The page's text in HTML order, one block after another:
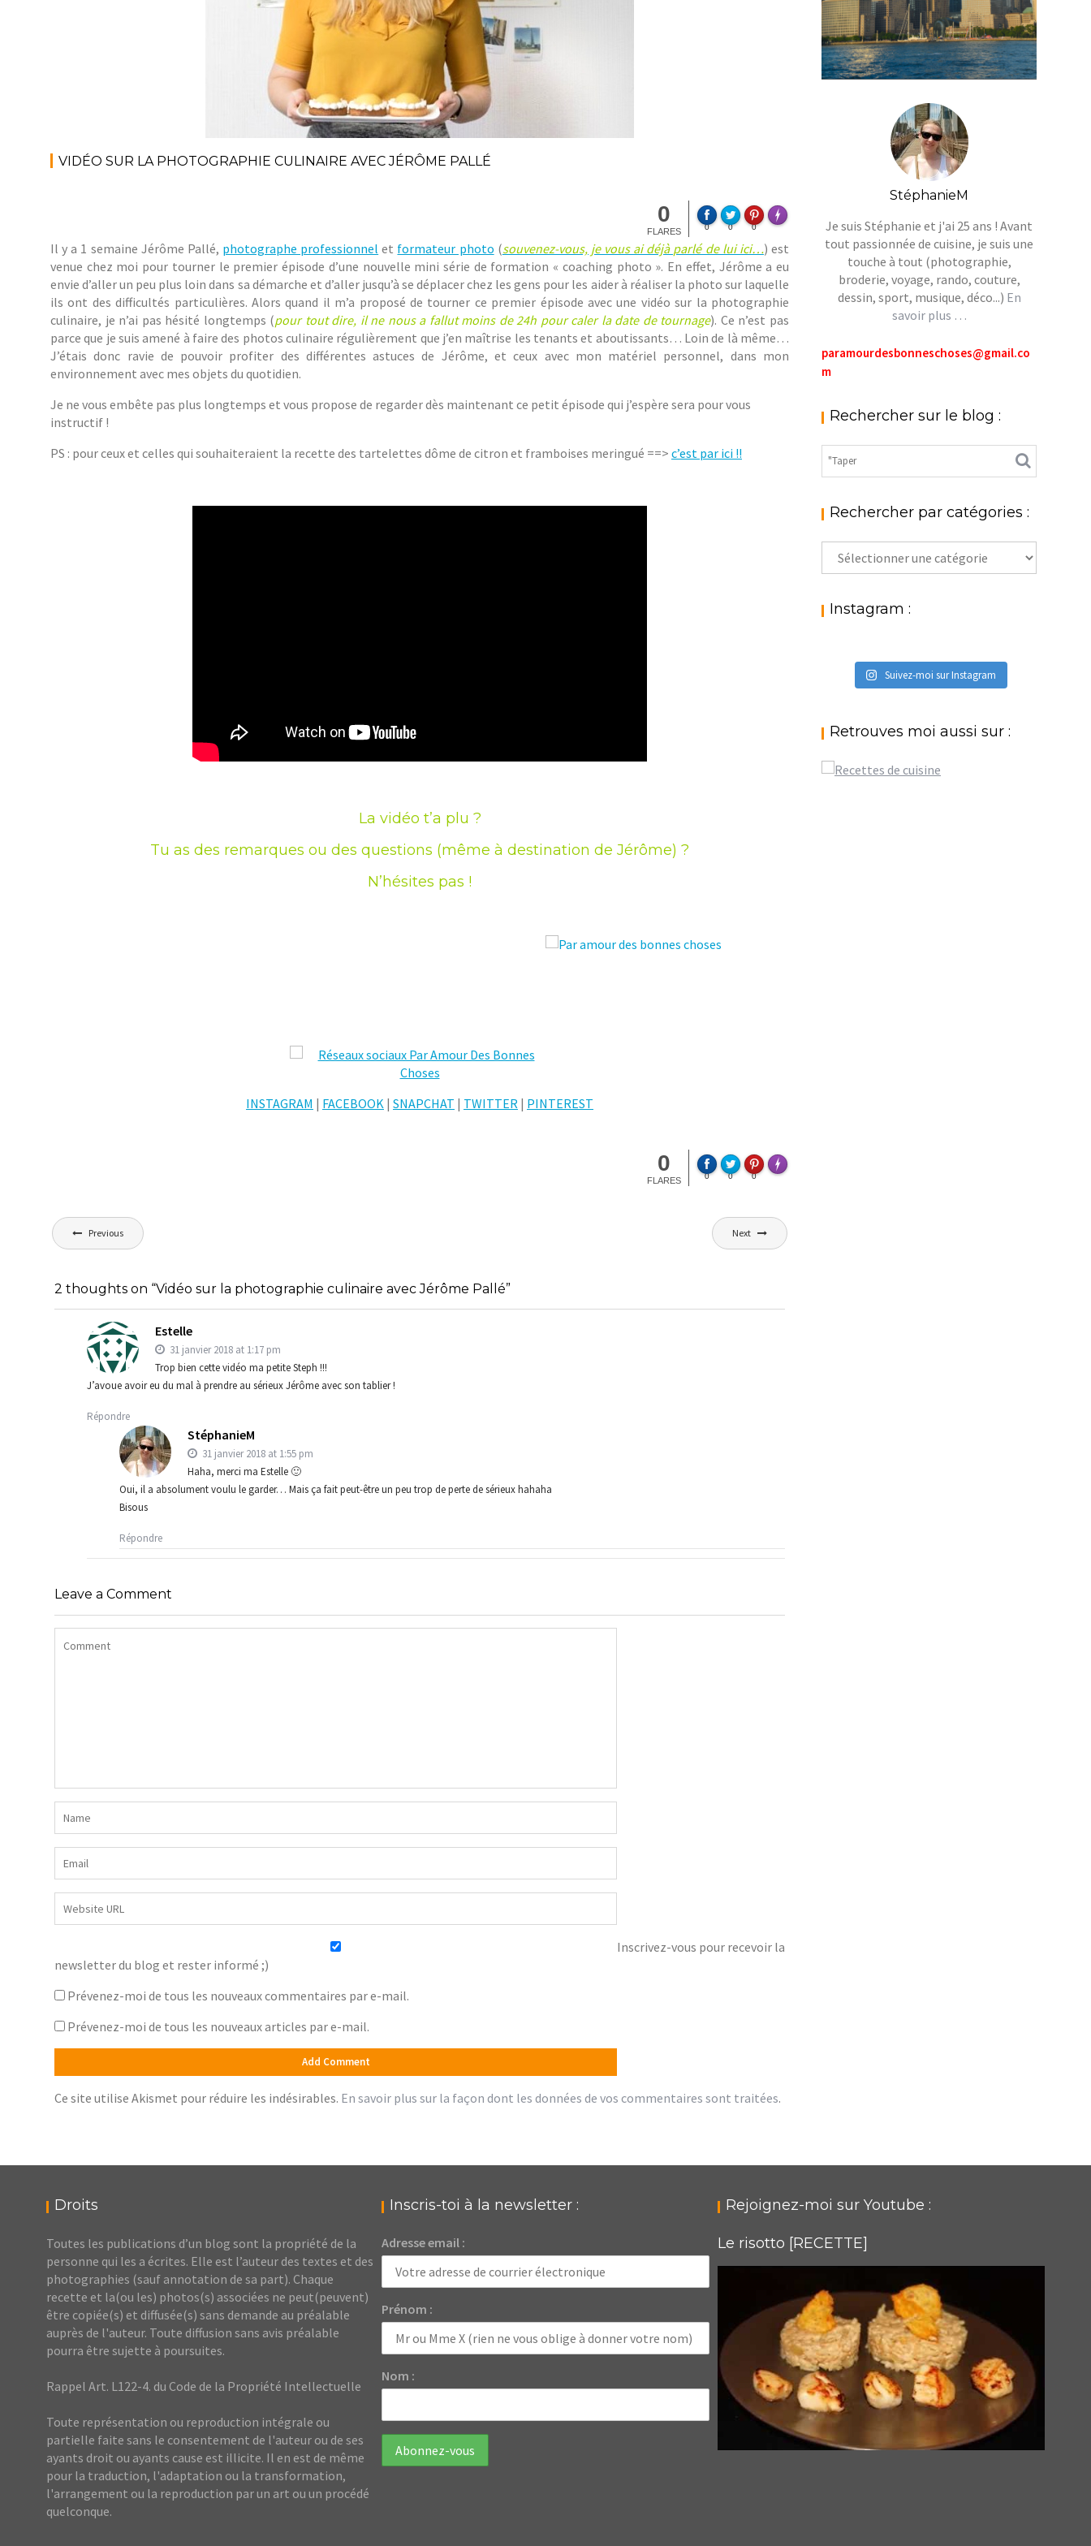
VIDÉO SUR LA PHOTOGRAPHIE CULINAIRE AVEC JÉRÔME PALLÉ
0
FLARES 0 0 0
Made with FLARE
More Info
Il y a 1 semaine Jérôme Pallé, photographe professionnel et formateur photo (souvenez-vous, je vous ai déjà parlé de lui ici…) est
venue chez moi pour tourner le premier épisode d’une nouvelle mini série de formation « coaching photo ». En effet, Jérôme a eu
envie d’aller un peu plus loin dans sa démarche et d’aller jusqu’à se déplacer chez les gens pour les aider à réaliser la photo sur laquelle
ils ont des difficultés particulières. Alors quand il m’a proposé de tourner ce premier épisode avec une vidéo sur la photographie
culinaire, je n’ai pas hésité longtemps (pour tout dire, il ne nous a fallut moins de 24h pour caler la date de tournage). Ce n’est pas
parce que je suis amené à faire des photos culinaire régulièrement que j’en maîtrise les tenants et aboutissants… Loin de là même…
J’étais donc ravie de pouvoir profiter des différentes astuces de Jérôme, et ceux avec mon matériel personnel, dans mon
environnement avec mes objets du quotidien.
Je ne vous embête pas plus longtemps et vous propose de regarder dès maintenant ce petit épisode qui j’espère sera pour vous
instructif !
PS : pour ceux et celles qui souhaiteraient la recette des tartelettes dôme de citron et framboises meringué ==> c’est par ici !!
La vidéo t’a plu ?
Tu as des remarques ou des questions (même à destination de Jérôme) ?
N’hésites pas !
INSTAGRAM | FACEBOOK | SNAPCHAT | TWITTER | PINTEREST
0
FLARES 0 0 0
Made with
Navigation
de
Previous Next
2 thoughts on “Vidéo sur la photographie culinaire avec Jérôme Pallé”
Estelle
31 janvier 2018 at 1:17 pm
Trop bien cette vidéo ma petite Steph !!!
J’avoue avoir eu du mal à prendre au sérieux Jérôme avec son tablier !
Répondre
StéphanieM
31 janvier 2018 at 1:55 pm
Haha, merci ma Estelle 🙂
Oui, il a absolument voulu le garder… Mais ça fait peut-être un peu trop de perte de sérieux hahaha
Bisous
Répondre
Leave a Comment
Inscrivez-vous pour recevoir la
newsletter du blog et rester informé ;)
Prévenez-moi de tous les nouveaux commentaires par e-mail.
Prévenez-moi de tous les nouveaux articles par e-mail.
Ce site utilise Akismet pour réduire les indésirables. En savoir plus sur la façon dont les données de vos commentaires sont traitées.
StéphanieM
Je suis Stéphanie et j'ai 25 ans ! Avant
tout passionnée de cuisine, je suis une
touche à tout (photographie,
broderie, voyage, rando, couture,
dessin, sport, musique, déco...) En
savoir plus …
paramourdesbonneschoses@gmail.co
m
Rechercher sur le blog :
Rechercher par catégories :
Rechercher
par
: Instagram :
Suivez-moi sur Instagram
Retrouves moi aussi sur :
Droits
Toutes les publications d’un blog sont la propriété de la
personne qui les a écrites. Elle est l’auteur des textes et des
photographies (sauf annotation de sa part). Chaque
recette et la(ou les) photos(s) associées ne peut(peuvent)
être copiée(s) et diffusée(s) sans demande au préalable
auprès de l'auteur. Toute diffusion sans avis préalable
pourra être sujette à poursuites.
Rappel Art. L122-4. du Code de la Propriété Intellectuelle
Toute représentation ou reproduction intégrale ou
partielle faite sans le consentement de l'auteur ou de ses
ayants droit ou ayants cause est illicite. Il en est de même
pour la traduction, l'adaptation ou la transformation,
l'arrangement ou la reproduction par un art ou un procédé
quelconque.
Inscris-toi à la newsletter :
Adresse email :
Prénom :
Nom :
Rejoignez-moi sur Youtube :
Le risotto [RECETTE]